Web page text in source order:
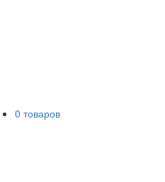
0 товаров